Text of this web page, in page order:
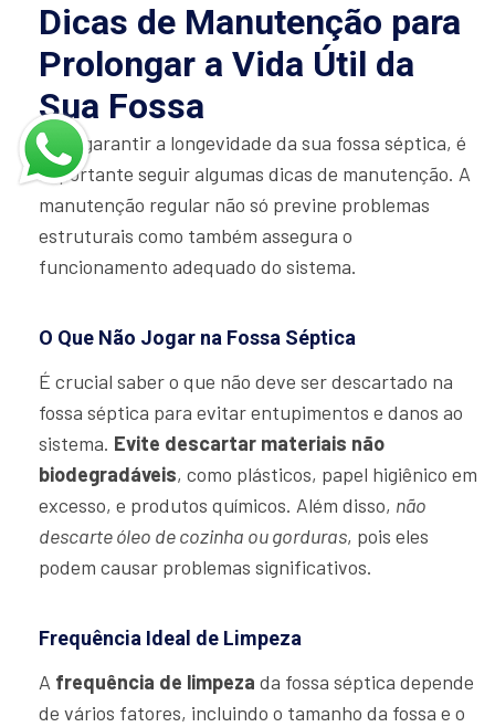
Dicas de Manutenção para
Prolongar a Vida Útil da
Sua Fossa
Para garantir a longevidade da sua fossa séptica, é
importante seguir algumas dicas de manutenção. A
manutenção regular não só previne problemas
estruturais como também assegura o
funcionamento adequado do sistema.
O Que Não Jogar na Fossa Séptica
É crucial saber o que não deve ser descartado na
fossa séptica para evitar entupimentos e danos ao
sistema. Evite descartar materiais não
biodegradáveis, como plásticos, papel higiênico em
excesso, e produtos químicos. Além disso, não
descarte óleo de cozinha ou gorduras, pois eles
podem causar problemas significativos.
Frequência Ideal de Limpeza
A frequência de limpeza da fossa séptica depende
de vários fatores, incluindo o tamanho da fossa e o